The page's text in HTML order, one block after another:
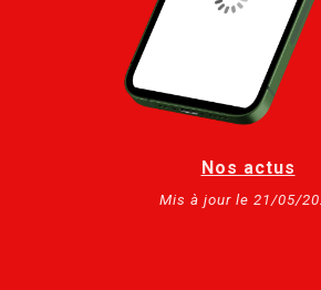
Nos actus
Mis à jour le 21/05/